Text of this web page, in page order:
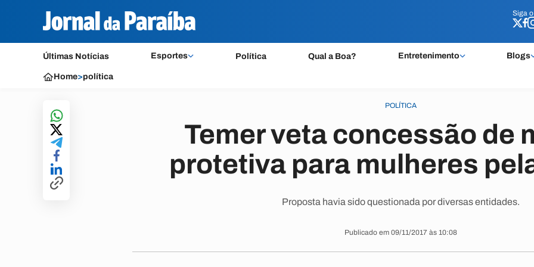
Siga o
Últimas Notícias Esportes Política Qual a Boa? Entretenimento Blogs
Siga o
Home>política
POLÍTICA
Temer veta concessão de
protetiva para mulheres
Proposta havia sido questionada por diversas entidades.
Publicado em 09/11/2017 às 10:08